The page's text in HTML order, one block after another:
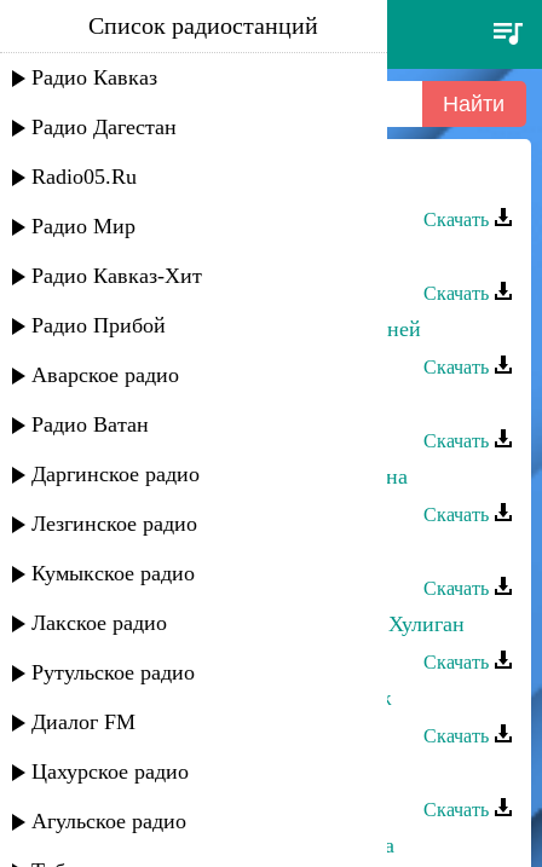
султан лагучев - россия 2024
Список радиостанций
Радио Кавказ
Радио Дагестан
Radio05.Ru
Радио Мир
Радио Кавказ-Хит
Радио Прибой
Аварское радио
Радио Ватан
Даргинское радио
Лезгинское радио
Кумыкское радио
Лакское радио
Рутульское радио
Диалог FM
Цахурское радио
Агульское радио
Султан Лагучев - Баъапl бара
Скачать
Скачать
Султан Лагучев - Йачвхъагlайа адуней
Скачать
Скачать
Султан Лагучев - Между нами война
Скачать
Скачать
Султан Лагучев, Ислам Итляшев - Хулиган
Скачать
Султан Лагучев - Дыгъэри къохьэж
Скачать
Султан Лагучев - Надылра
Скачать
Султан Лагучев - Йсырба хlбзибара